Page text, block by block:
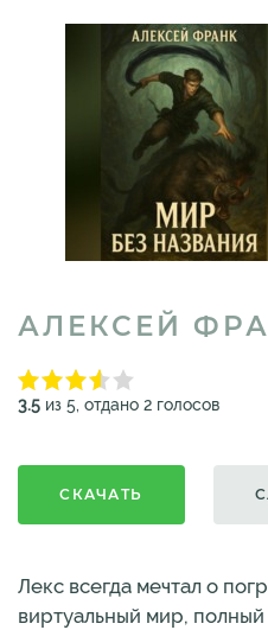
АЛЕКСЕЙ
3.5 из 5, отдано 2 голосов
СКАЧАТЬ
Лекс всегда мечтал о
виртуальный мир,